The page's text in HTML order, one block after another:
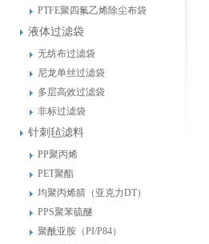
PTFE聚四氟乙烯除尘布袋
液体过滤袋
无纺布过滤袋
尼龙单丝过滤袋
多层高效过滤袋
非标过滤袋
针刺毡滤料
PP聚丙烯
PET聚酯
均聚丙烯腈（亚克力DT）
PPS聚苯硫醚
聚酰亚胺（PI/P84）